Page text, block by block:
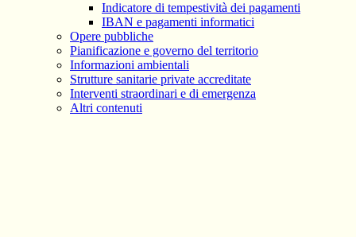
Indicatore di tempestività dei pagamenti
IBAN e pagamenti informatici
Opere pubbliche
Pianificazione e governo del territorio
Informazioni ambientali
Strutture sanitarie private accreditate
Interventi straordinari e di emergenza
Altri contenuti